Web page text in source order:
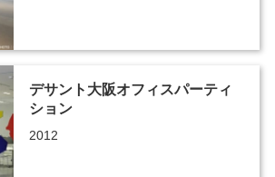
デサント大阪オフィスパーティ
ション
2012